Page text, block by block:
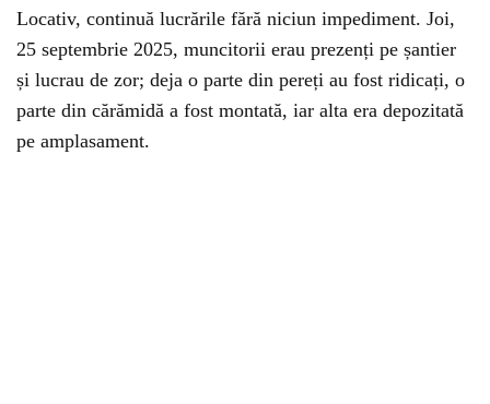
Locativ, continuă lucrările fără niciun impediment. Joi,
25 septembrie 2025, muncitorii erau prezenți pe șantier
și lucrau de zor; deja o parte din pereți au fost ridicați, o
parte din cărămidă a fost montată, iar alta era depozitată
pe amplasament.